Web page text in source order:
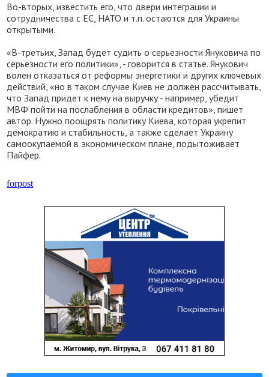
Во-вторых, известить его, что двери интеграции и
сотрудничества с ЕС, НАТО и т.п. остаются для Украины
открытыми.
«В-третьих, Запад будет судить о серьезности Януковича по
серьезности его политики», - говорится в статье. Янукович
волен отказаться от реформы энергетики и других ключевых
действий, «но в таком случае Киев не должен рассчитывать,
что Запад придет к нему на выручку - например, убедит
МВФ пойти на послабления в области кредитов», пишет
автор. Нужно поощрять политику Киева, которая укрепит
демократию и стабильность, а также сделает Украину
самоокупаемой в экономическом плане, подытоживает
Пайфер.
forpost